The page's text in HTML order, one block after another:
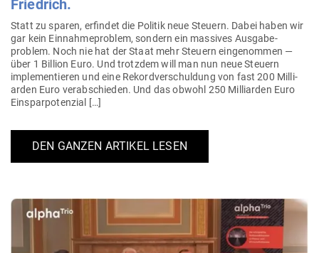
Friedrich.
Statt zu sparen, erfindet die Politik neue Steuern. Dabei haben wir
gar kein Ein­nah­me­problem, sondern ein mas­sives Aus­ga­be­
problem. Noch nie hat der Staat mehr Steuern ein­ge­nommen —
über 1 Billion Euro. Und trotzdem will man nun neue Steuern
imple­men­tieren und eine Rekord­ver­schuldung von fast 200 Mil­li­
arden Euro ver­ab­schieden. Und das obwohl 250 Mil­li­arden Euro
Einsparpotenzial […]
DEN GANZEN ARTIKEL LESEN